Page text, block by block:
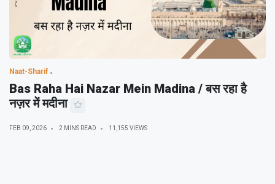
Naat-Sharif
Bas Raha Hai Nazar Mein Madina / बस रहा है
नज़र में मदीना
FEB 09, 2026 2 MINS READ 11,155 VIEWS